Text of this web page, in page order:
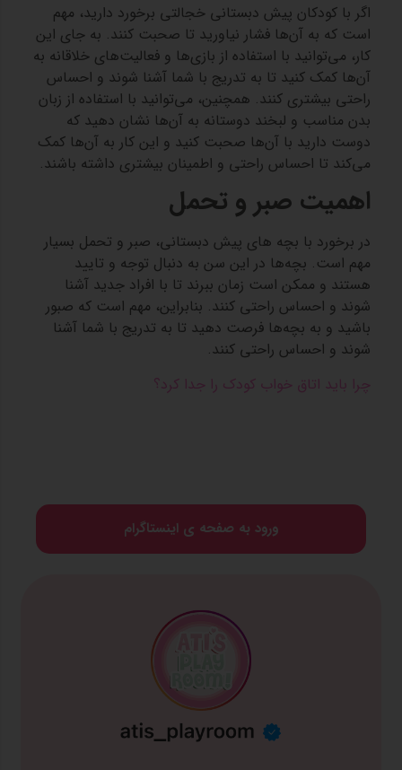
اگر با کودکان پیش‌ دبستانی خجالتی برخورد دارید، مهم
است که به آن‌ها فشار نیاورید تا صحبت کنند. به جای این
کار، می‌توانید با استفاده از بازی‌ها و فعالیت‌های خلاقانه به
آن‌ها کمک کنید تا به تدریج با شما آشنا شوند و احساس
راحتی بیشتری کنند. همچنین، می‌توانید با استفاده از زبان
بدن مناسب و لبخند دوستانه به آن‌ها نشان دهید که
دوست دارید با آن‌ها صحبت کنید و این کار به آن‌ها کمک
می‌کند تا احساس راحتی و اطمینان بیشتری داشته باشند.
اهمیت صبر و تحمل
در برخورد با بچه های پیش دبستانی، صبر و تحمل بسیار
مهم است. بچه‌ها در این سن به دنبال توجه و تایید
هستند و ممکن است زمان ببرند تا با افراد جدید آشنا
شوند و احساس راحتی کنند. بنابراین، مهم است که صبور
باشید و به بچه‌ها فرصت دهید تا به تدریج با شما آشنا
شوند و احساس راحتی کنند.
چرا باید اتاق خواب کودک را جدا کرد؟
ورود به صفحه ی اینستاگرام